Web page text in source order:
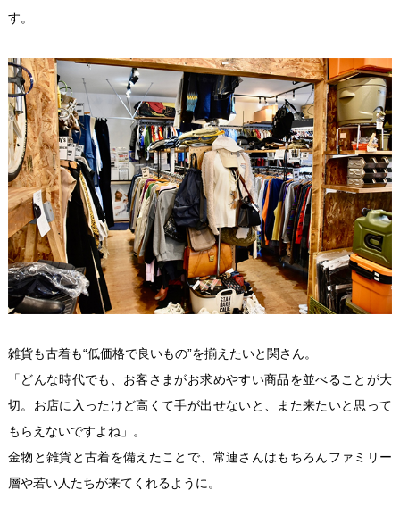
す。
雑貨も古着も“低価格で良いもの”を揃えたいと関さん。
「どんな時代でも、お客さまがお求めやすい商品を並べることが大
切。お店に入ったけど高くて手が出せないと、また来たいと思って
もらえないですよね」。
金物と雑貨と古着を備えたことで、常連さんはもちろんファミリー
層や若い人たちが来てくれるように。